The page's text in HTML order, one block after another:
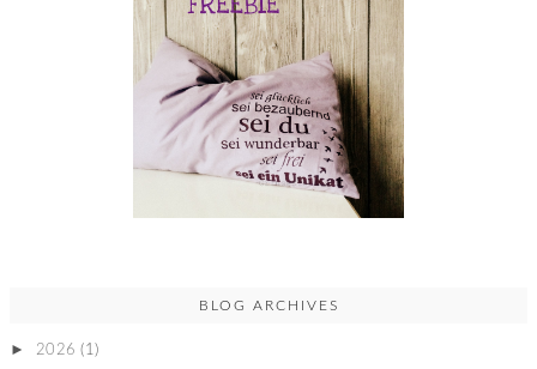
BLOG ARCHIVES
► 2026 (1)